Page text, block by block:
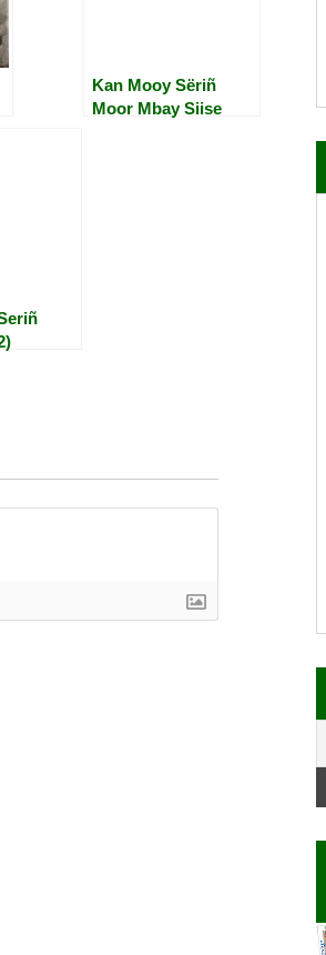
Kan Mooy Sëriñ
Moor Mbay Siise